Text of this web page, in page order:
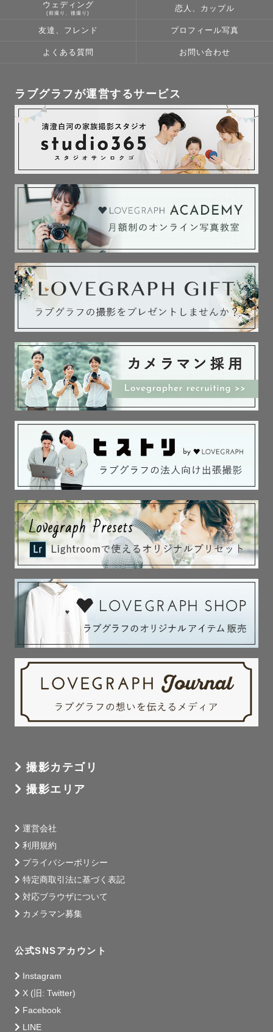
＊撮影経験の多い京都の神社＊
・下鴨神社
・北野天満宮
・今宮神社
・岡崎神社
・長岡天満宮
※平安神宮、八坂神社、上賀茂神社は外部カメラマンの撮
影は出来かねますので何卒ご了承くださいませ。
＊自己紹介＊
京都出身京都在住のママカメラマンです！7歳と5歳のやん
ちゃ盛りの男の子２人に日々鍛えてもらっているので、
お子様と遊びながら距離を縮めて撮影するのが得意です🦕
✨
ぜひ、お宮参りや七五三の撮影をさせてください👘
泣いたって、イヤイヤしたって、恥ずかしがっても全然大
丈夫！！
どうぞご安心してお任せください。"ありのままのいま” を
残します😌
どんなお子様もみんな違ってみんな良いのです☺️
というのも。。。2年前。。。5歳と3歳の息子たちの七五
着物を着てくれるかな？ちゃんと立ってくれるかな？グズ
らないかな？
そして、当日。見事に不安は的中！
「立たない！笑わない！ぐっずぐず！！」の三拍子！
今考えれば分かります。
初めての場所に着慣れない着物、大きなカメラ、妙にハイ
テンションな親。笑
そりゃグズリます。
親としてカメラマンさんへ申し訳ない気持ちと
自分の不甲斐なさと子どもへの苛立ち、
全てが重なり「もう帰ろう」って途中で心が折れかけまし
た。
でも、その時のカメラマンさんは待ってくれたのです。
結果、私が息子たちを抱っことおんぶをして
みんな笑顔で満足そうな顔をしていて。。。
私が撮影したいのはそんな写真たちです。
でも、撮影当日は、どうなってもいいのです！！撮影場所
いつかその写真たちがかけがえのない宝物になることをお
約束します。
公共交通機関での移動となりますので、車が必要な場所で
交通費往復3,000円を超える場合は、超過分はご負担いた
だきますが何卒ご了承頂ければ幸いです。
ウェディング
(前撮り、後撮り)
恋人、カップル
友達、フレンド プロフィール写真
よくある質問 お問い合わせ
ラブグラフが運営するサービス
撮影カテゴリ
撮影エリア
運営会社
利用規約
プライバシーポリシー
特定商取引法に基づく表記
対応ブラウザについて
カメラマン募集
公式SNSアカウント
Instagram
X (旧: Twitter)
Facebook
LINE